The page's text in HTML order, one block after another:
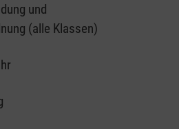
und
(alle Klassen)